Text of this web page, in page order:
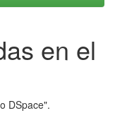
en el
DSpace".